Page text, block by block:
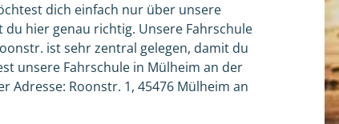
dich einfach nur über unsere
hier genau richtig. Unsere Fahrschule
ist sehr zentral gelegen, damit du
unsere Fahrschule in Mülheim an der
Adresse: Roonstr. 1, 45476 Mülheim an